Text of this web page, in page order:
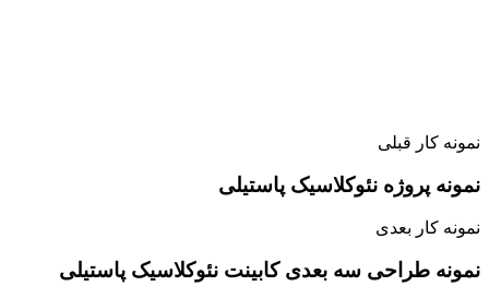
نمونه کار قبلی
نمونه پروژه نئوکلاسیک پاستیلی
نمونه کار بعدی
نمونه طراحی سه بعدی کابینت نئوکلاسیک پاستیلی